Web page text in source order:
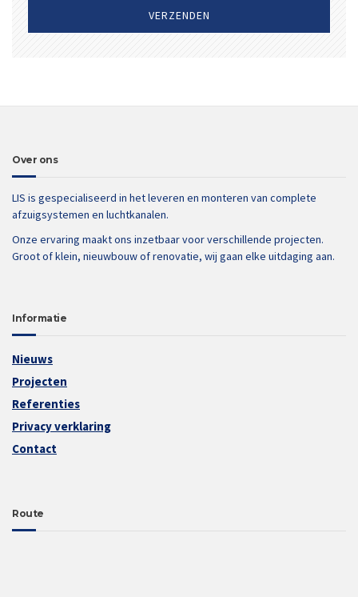
Over ons
LIS is gespecialiseerd in het leveren en monteren van complete
afzuigsystemen en luchtkanalen.
Onze ervaring maakt ons inzetbaar voor verschillende projecten.
Groot of klein, nieuwbouw of renovatie, wij gaan elke uitdaging aan.
Informatie
Nieuws
Projecten
Referenties
Privacy verklaring
Contact
Route